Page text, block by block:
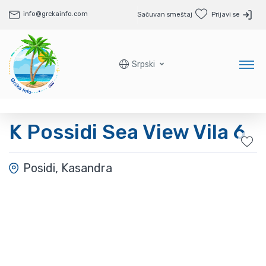
info@grckainfo.com Sačuvan smeštaj Prijavi se
Srpski
K Possidi Sea View Vila 6
Posidi, Kasandra